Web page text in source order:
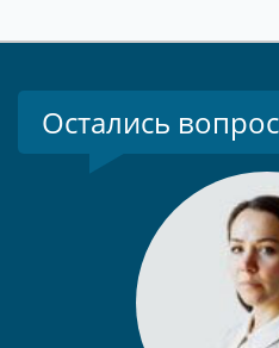
Остались